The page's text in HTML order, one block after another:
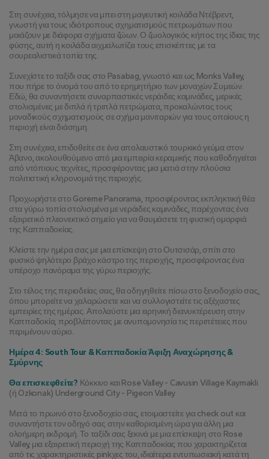
Στη συνέχεια, τόλμησε να μπει στη μαγευτική κοιλάδα Ντέβρεντ,
γνωστή για τους ιδιότροπους σχηματισμούς πετρωμάτων που
μοιάζουν με διάφορα σχήματα ζώων. Ο ζωολογικός κήπος της ίδιας της
φύσης, αυτή η κοιλάδα αιχμαλωτίζει τους επισκέπτες με τα
σουρεαλιστικά τοπία της.
Συνεχίστε το ταξίδι σας στο Pasabag, γνωστό και ως Monks Valley,
που πήρε το όνομά του από το ερημητήριο των μοναχών Συμεών.
Εδώ, θα συναντήσετε συναρπαστικές νεράιδες καμινάδες, μερικές
στολισμένες με διπλά ή τριπλά πετρώματα, προκαλώντας τους
μοναδικούς σχηματισμούς σε σχήμα μανιταριών για τους οποίους η
περιοχή είναι διάσημη.
Στη συνέχεια, επιδοθείτε σε ένα απολαυστικό τουρκικό γεύμα στον
Άβανο, ακολουθούμενο από μια εμπειρία κεραμικής που καθοδηγείται
από ντόπιους τεχνίτες, προσφέροντας μια ματιά στην πλούσια
πολιτιστική κληρονομιά της περιοχής.
Προχωρήστε στο Goreme Panorama, προσφέροντας εκπληκτική θέα
στα γύρω τοπία στολισμένα με νεράιδες καμινάδες, παρέχοντας ένα
εξαιρετικό πλεονεκτικό σημείο για να θαυμάσετε τη φυσική ομορφιά
της Καππαδοκίας.
Κλείστε την ημέρα σας με μια επίσκεψη στο Ουτσισάρ, σπίτι στο
φυσικό ψηλότερο βράχο κάστρο της περιοχής, προσφέροντας ένα
υπέροχο πανόραμα της γύρω περιοχής.
Στο τέλος της περιοδείας σας, θα οδηγηθείτε πίσω στο ξενοδοχείο σας,
όπου μπορείτε να χαλαρώσετε και να συλλογιστείτε τις αξέχαστες
εμπειρίες της ημέρας. Απολαύστε μια ειρηνική διανυκτέρευση στην
Καππαδοκία, προβλέποντας με ανυπομονησία τις περιπέτειες που
περιμένουν αύριο.
Ημέρα 4: South Tour & Καππαδοκία Άφιξη Αναχώρησης &
Σμύρνης
Θα επισκεφθείτε? Κόκκινο και Rose Valley - Cavusin Village Kaymakli
(ή Ozkonak) Underground City - Pigeon Valley
Μετά το πρωινό στο ξενοδοχείο σας, ετοιμαστείτε για check out και
συναντήστε τον οδηγό σας στην καθορισμένη ώρα για άλλη μια
ολοήμερη εκδρομή. Το ταξίδι σας ξεκινά με μια επίσκεψη στο Rose
Valley, μια εξαιρετική περιοχή της Καππαδοκίας που χαρακτηρίζεται
από τις χαρακτηριστικές pinkχες του, ιδιαίτερα εντυπωσιακή κατά τη